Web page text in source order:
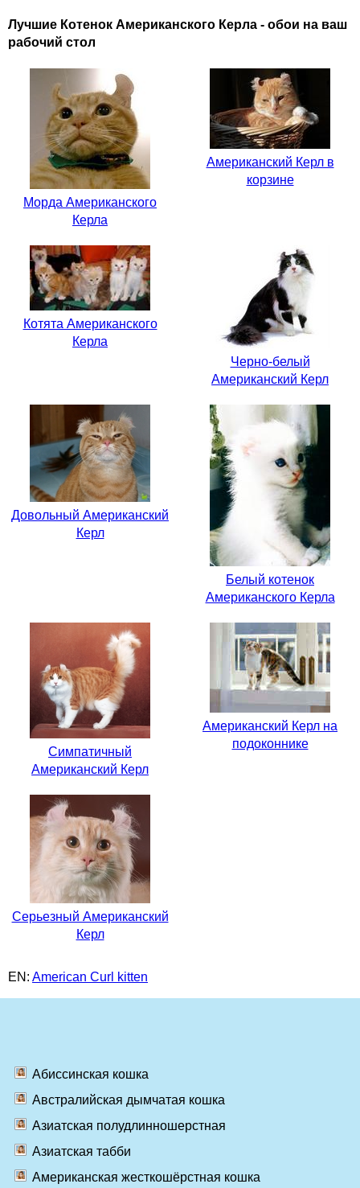
Лучшие Котенок Американского Керла - обои на ваш
рабочий стол
Морда Американского
Керла
Американский Керл в
корзине
Котята Американского
Керла
Черно-белый
Американский Керл
Довольный Американский
Керл
Белый котенок
Американского Керла
Симпатичный
Американский Керл
Американский Керл на
подоконнике
Серьезный Американский
Керл
EN: American Curl kitten
Абиссинская кошка
Австралийская дымчатая кошка
Азиатская полудлинношерстная
Азиатская табби
Американская жесткошёрстная кошка